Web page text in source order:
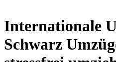
Internationale
Schwarz